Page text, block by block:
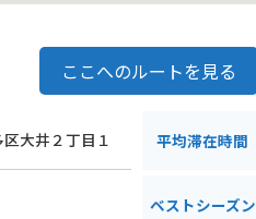
ここへのルートを見る
大井２丁目１ 平均滞在時間
ベストシーズン